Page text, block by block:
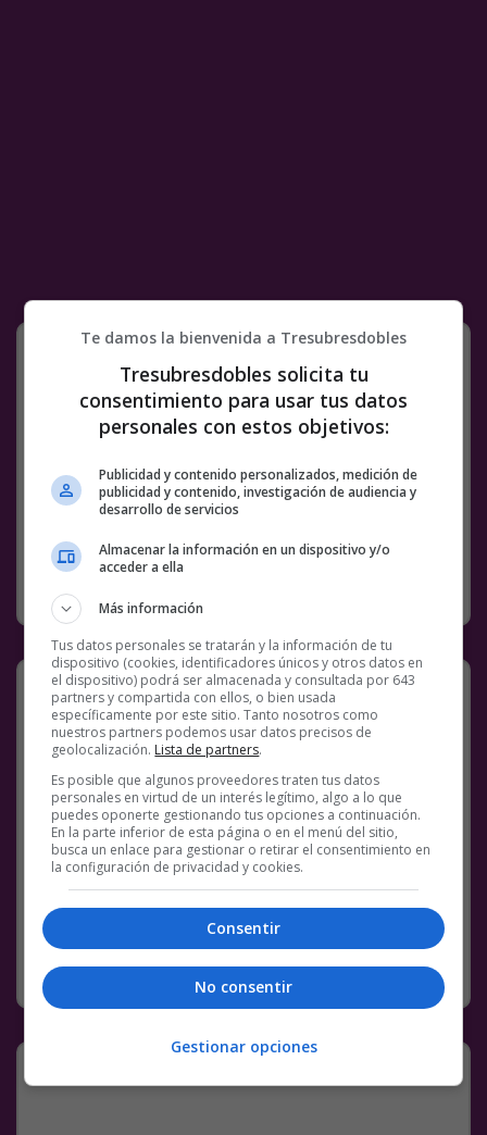
Mis dos moods esta cuarentena
Somewhereor
Link
*Se refiere a las protestas en el barrio
Salamanca…
SiberetSiberet
Facebook
Twitter
WhatsApp
Gmail
Meneame
Copy
Link
SIN CATEGORÍA 16 MAYO, 2020
Te damos la bienvenida a Tresubresdobles
Tresubresdobles solicita tu
consentimiento para usar tus datos
personales con estos objetivos:
Publicidad y contenido personalizados, medición de
publicidad y contenido, investigación de audiencia y
desarrollo de servicios
Almacenar la información en un dispositivo y/o
acceder a ella
Más información
Tus datos personales se tratarán y la información de tu
dispositivo (cookies, identificadores únicos y otros datos en
el dispositivo) podrá ser almacenada y consultada por 643
partners y compartida con ellos, o bien usada
específicamente por este sitio. Tanto nosotros como
nuestros partners podemos usar datos precisos de
geolocalización. Lista de partners.
Es posible que algunos proveedores traten tus datos
personales en virtud de un interés legítimo, algo a lo que
puedes oponerte gestionando tus opciones a continuación.
En la parte inferior de esta página o en el menú del sitio,
busca un enlace para gestionar o retirar el consentimiento en
la configuración de privacidad y cookies.
Consentir
No consentir
Gestionar opciones